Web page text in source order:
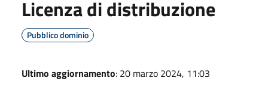
Licenza di distribuzione
Pubblico dominio
Ultimo aggiornamento: 20 marzo 2024, 11:03